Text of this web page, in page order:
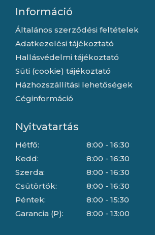
Információ
Általános szerződési feltételek
Adatkezelési tájékoztató
Hallásvédelmi tájékoztató
Süti (cookie) tájékoztató
Házhozszállítási lehetőségek
Céginformáció
Nyitvatartás
Hétfő:
Kedd:
Szerda:
Csütörtök:
Péntek:
Garancia (P):
8:00 - 16:30
8:00 - 16:30
8:00 - 16:30
8:00 - 16:30
8:00 - 15:30
8:00 - 13:00